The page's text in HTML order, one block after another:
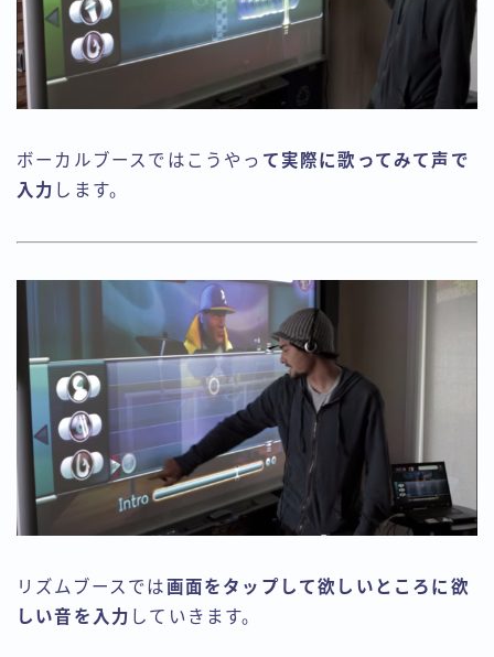
ボーカルブースではこうやっ て実際に歌ってみて声で
入力 します。
リズムブースでは画面をタップして欲しいところに欲
しい音を入力 していきます。